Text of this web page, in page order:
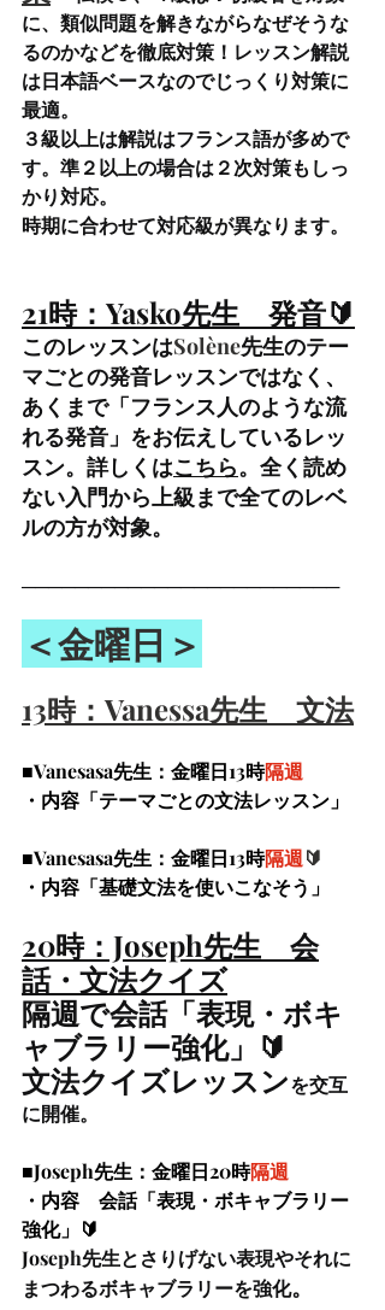
に、類似問題を解きながらなぜそうな
るのかなどを徹底対策！レッスン解説
は日本語ベースなのでじっくり対策に
最適。
３級以上は解説はフランス語が多めで
す。準２以上の場合は２次対策もしっ
かり対応。
時期に合わせて対応級が異なります。
21時：Yasko先生　発音🔰
このレッスンはSolène先生のテー
マごとの発音レッスンではなく、
あくまで「フランス人のような流
れる発音」をお伝えしているレッ
スン。詳しくはこちら。全く読め
ない入門から上級まで全てのレベ
ルの方が対象。
────────────────────────
＜金曜日＞
13時：Vanessa先生　文法
■Vanesasa先生：金曜日13時隔週
・内容「テーマごとの文法レッスン」
■Vanesasa先生：金曜日13時隔週🔰
・内容「基礎文法を使いこなそう」
20時：Joseph先生　会
話・ 文法クイズ
隔週で会話「表現・ボキ
ャブラリー強化」🔰
文法クイズレッスンを交互
に開催。
■Joseph先生：金曜日20時隔週
・内容　会話「表現・ボキャブラリー
強化」🔰
Joseph先生とさりげない表現やそれに
まつわるボキャブラリーを強化。